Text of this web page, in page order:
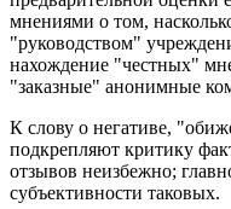
мнениями о том,
"руководством"
нахождение "честных"
"заказные" анонимные
К слову о негативе,
подкрепляют критику
отзывов неизбежно;
субъективности таковых.